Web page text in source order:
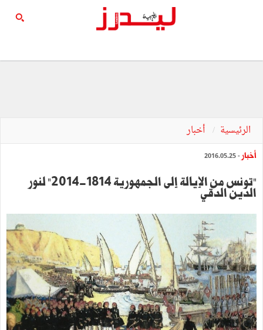
الرئيسية أخبار
أخبار - 2016.05.25
"تونس من الإيالة إلى الجمهورية 1814-2014" لنور
الدين الدقي